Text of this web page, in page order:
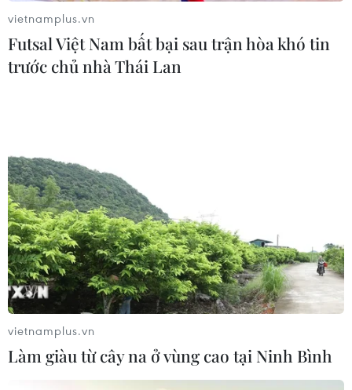
hướng đi xuống vào cuối tuần đã khiến giá dầu thô
ngọt nhẹ dứt chuỗi bảy tuần tăng liên tiếp.
vietnamplus.vn
Futsal Việt Nam bất bại sau trận hòa khó tin
trước chủ nhà Thái Lan
vietnamplus.vn
Làm giàu từ cây na ở vùng cao tại Ninh Bình